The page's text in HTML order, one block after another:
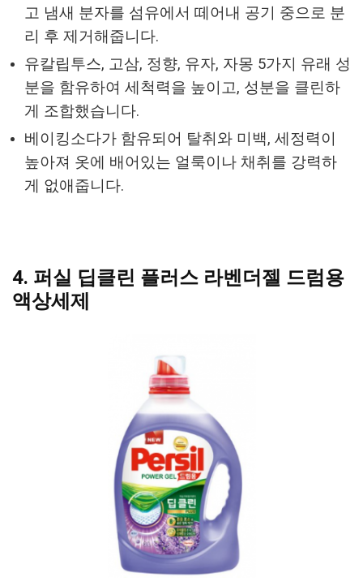
고 냄새 분자를 섬유에서 떼어내 공기 중으로 분
리 후 제거해줍니다.
유칼립투스, 고삼, 정향, 유자, 자몽 5가지 유래 성
분을 함유하여 세척력을 높이고, 성분을 클린하
게 조합했습니다.
베이킹소다가 함유되어 탈취와 미백, 세정력이
높아져 옷에 배어있는 얼룩이나 채취를 강력하
게 없애줍니다.
4. 퍼실 딥클린 플러스 라벤더젤 드럼용
액상세제